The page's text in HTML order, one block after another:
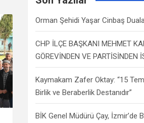
Orman Şehidi Yaşar Cinbaş
CHP İLÇE BAŞKANI MEHMET
GÖREVİNDEN VE PARTİSİNDEN
Kaymakam Zafer Oktay: “15
Birlik ve Beraberlik Destanıdır”
BİK Genel Müdürü Çay, İzmir’de